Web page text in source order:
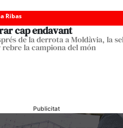
Ribas
cap endavant
de la derrota a Moldàvia, la
rebre la campiona del món
Publicitat